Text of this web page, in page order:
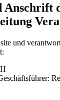
Anschrift
und